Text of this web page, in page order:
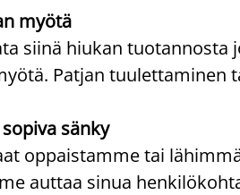
myötä
siinä hiukan tuotannosta
Patjan tuulettaminen
sänky
oppaistamme tai
auttaa sinua